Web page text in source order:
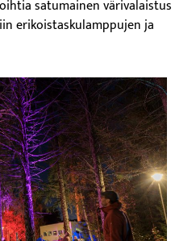
satumainen värivalaistus
erikoistaskulamppujen ja